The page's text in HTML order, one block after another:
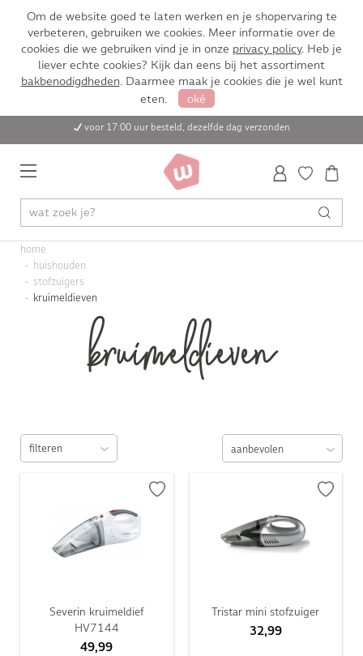
Om de website goed te laten werken en je shopervaring te
verbeteren, gebruiken we cookies. Meer informatie over de
cookies die we gebruiken vind je in onze privacy policy. Heb je
liever echte cookies? Kijk dan eens bij het assortiment
bakbenodigdheden. Daarmee maak je cookies die je wel kunt
eten.
oké
voor 17:00 uur besteld, dezelfde dag verzonden
home
huishouden
stofzuigers
kruimeldieven
kruimeldieven
filteren
Severin kruimeldief
HV7144
49,99
Tristar mini stofzuiger
32,99